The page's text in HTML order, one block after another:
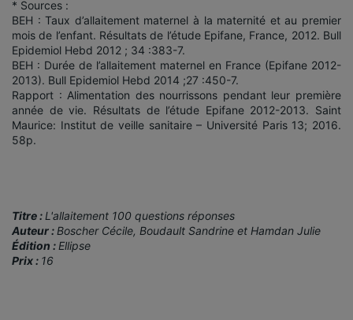
* Sources :
BEH : Taux d’allaitement maternel à la maternité et au premier
mois de l’enfant. Résultats de l’étude Epifane, France, 2012. Bull
Epidemiol Hebd 2012 ; 34 :383-7.
BEH : Durée de l’allaitement maternel en France (Epifane 2012-
2013). Bull Epidemiol Hebd 2014 ;27 :450-7.
Rapport : Alimentation des nourrissons pendant leur première
année de vie. Résultats de l’étude Epifane 2012-2013. Saint
Maurice: Institut de veille sanitaire – Université Paris 13; 2016.
58p.
Titre : L'allaitement 100 questions réponses
Auteur : Boscher Cécile, Boudault Sandrine et Hamdan Julie
Édition : Ellipse
Prix : 16